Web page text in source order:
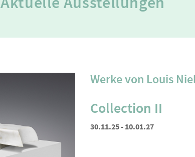
Werke von Louis
Collection II
30.11.25 - 10.01.27